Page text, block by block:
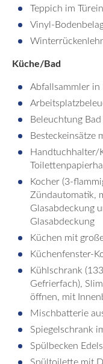
Teppich im
Vinyl-
Küche/Bad
Abfallsammler in
Beleuchtung
Besteckeinsätze
Handtuchhalter/
Kocher (3-
Zündautomatik,
Glasabdeckung
Glasabdeckung
Küchen mit
Küchenfenster-
Kühlschrank
Gefrierfach),
öffnen, mit
Mischbatterie
Spiegelschrank
Spülbecken
Spültoilette mit